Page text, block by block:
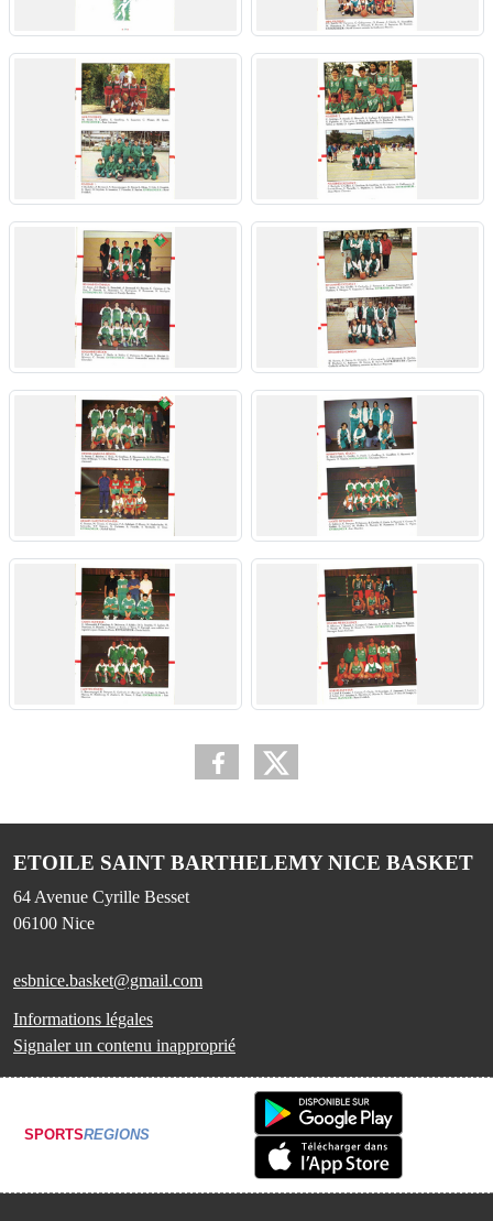
ETOILE SAINT BARTHELEMY NICE BASKET
64 Avenue Cyrille Besset
06100 Nice
esbnice.basket@gmail.com
Informations légales
Signaler un contenu inapproprié
SPORTSREGIONS